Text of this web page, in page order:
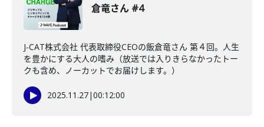
倉竜さん #4
J-CAT株式会社 代表取締役CEOの飯倉竜さん 第４回。人生
を豊かにする大人の嗜み（放送では入りきらなかったトー
クも含め、ノーカットでお届けします。）
2025.11.27|00:12:00